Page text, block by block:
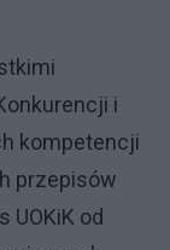
i
kompetencji
przepisów
UOKiK od